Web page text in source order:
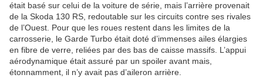
était basé sur celui de la voiture de série, mais l’arrière provenait
de la Skoda 130 RS, redoutable sur les circuits contre ses rivales
de l’Ouest. Pour que les roues restent dans les limites de la
carrosserie, le Garde Turbo était doté d’immenses ailes élargies
en fibre de verre, reliées par des bas de caisse massifs. L’appui
aérodynamique était assuré par un spoiler avant mais,
étonnamment, il n’y avait pas d’aileron arrière.